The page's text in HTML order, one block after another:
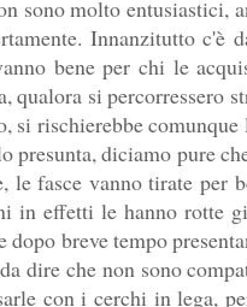
sono molto entusiastici,
Innanzitutto c'è
bene per chi le
qualora si percorressero
si rischierebbe
presunta, diciamo pure
le fasce vanno tirate per
in effetti le hanno rotte
dopo breve tempo
dire che non sono
con i cerchi in lega,